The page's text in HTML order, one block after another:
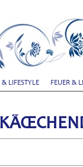
LIFESTYLE FEUER &